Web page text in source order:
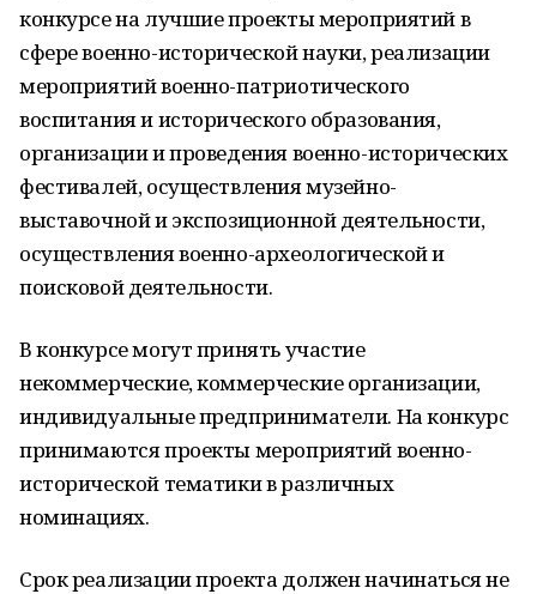
конкурсе на лучшие проекты мероприятий в
сфере военно-исторической науки, реализации
мероприятий военно-патриотического
воспитания и исторического образования,
организации и проведения военно-исторических
фестивалей, осуществления музейно-
выставочной и экспозиционной деятельности,
осуществления военно-археологической и
поисковой деятельности.
В конкурсе могут принять участие
некоммерческие, коммерческие организации,
индивидуальные предприниматели. На конкурс
принимаются проекты мероприятий военно-
исторической тематики в различных
номинациях.
Срок реализации проекта должен начинаться не